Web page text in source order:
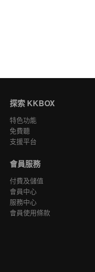
探索 KKBOX
特色功能
免費聽
支援平台
會員服務
付費及儲值
會員中心
服務中心
會員使用條款